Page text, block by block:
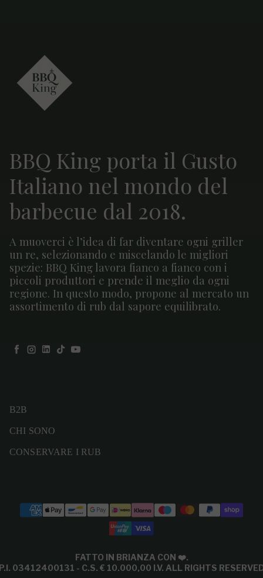
BBQ King porta il Gusto
Italiano nel mondo del
barbecue dal 2018.
A muoverci è l’idea di far diventare ogni griller
un re, selezionando e miscelando le migliori
spezie: BBQ King lavora fianco a fianco con i
piccoli produttori e prende il meglio da ogni
regione. In questo modo, propone al mercato un
assortimento di rub dal sapore equilibrato.
Facebook
Instagram
LinkedIn
TikTokYouTube
B2B
CHI SONO
CONSERVARE I RUB
Modalità di pagamento
FATTO IN BRIANZA CON ❤️.
03412400131 - C.S. € 10.000,00 I.V. ALL RIGHTS